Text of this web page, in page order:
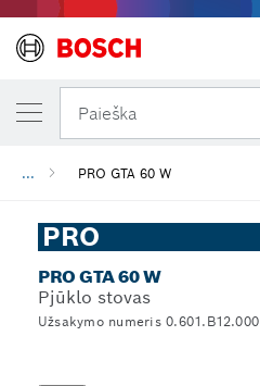
Paieška
... PRO GTA 60 W
PRO
PRO GTA 60 W
Pjūklo stovas
Užsakymo numeris 0.601.B12.000